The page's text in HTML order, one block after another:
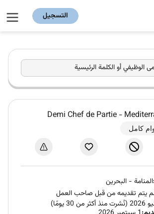
التسجيل
الوظيفي أو الكلمة الرئيسية
Demi Chef de Partie -
كامل
المنامة - البحرين
يتم تقديمه من قبل صاحب العمل